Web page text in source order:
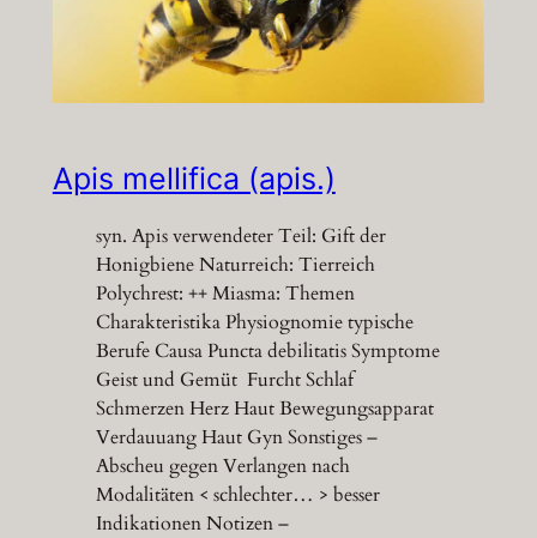
Apis mellifica (apis.)
syn. Apis verwendeter Teil: Gift der
Honigbiene Naturreich: Tierreich
Polychrest: ++ Miasma: Themen
Charakteristika Physiognomie typische
Berufe Causa Puncta debilitatis Symptome
Geist und Gemüt Furcht Schlaf
Schmerzen Herz Haut Bewegungsapparat
Verdauuang Haut Gyn Sonstiges –
Abscheu gegen Verlangen nach
Modalitäten < schlechter… > besser
Indikationen Notizen –